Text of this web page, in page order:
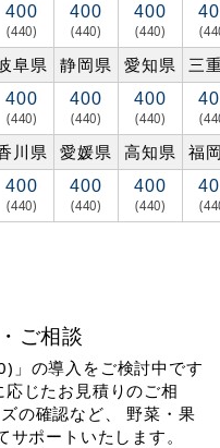
400
(440)
400
(440)
400
(440)
阜県 静岡県 愛知県 三
400
(440)
400
(440)
400
(440)
川県 愛媛県 高知県 福
400
(440)
400
(440)
400
(440)
ご相談
」の導入をご検討中です
じたお見積りのご相
の確認など、 野菜・果
ポートいたします。